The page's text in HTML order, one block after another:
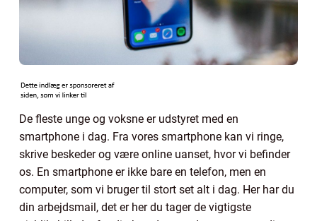
De fleste unge og voksne er udstyret med en
smartphone i dag. Fra vores smartphone kan vi ringe,
skrive beskeder og være online uanset, hvor vi befinder
os. En smartphone er ikke bare en telefon, men en
computer, som vi bruger til stort set alt i dag. Her har du
din arbejdsmail, det er her du tager de vigtigste